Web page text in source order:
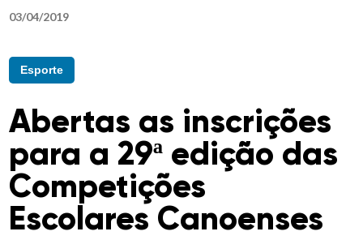
03/04/2019
Esporte
Abertas as inscrições
para a 29ª edição das
Competições
Escolares Canoenses